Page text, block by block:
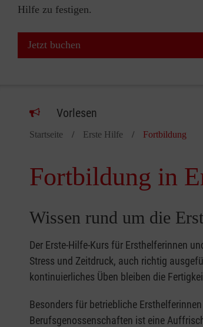
Hilfe zu festigen.
Jetzt buchen
Vorlesen
Startseite Erste Hilfe Fortbildung
Fortbildung in
Wissen rund um die
Der Erste-Hilfe-Kurs für Ersthelferinnen
Stress und Zeitdruck, auch richtig
kontinuierliches Üben bleiben die
Besonders für betriebliche
Berufsgenossenschaften ist eine